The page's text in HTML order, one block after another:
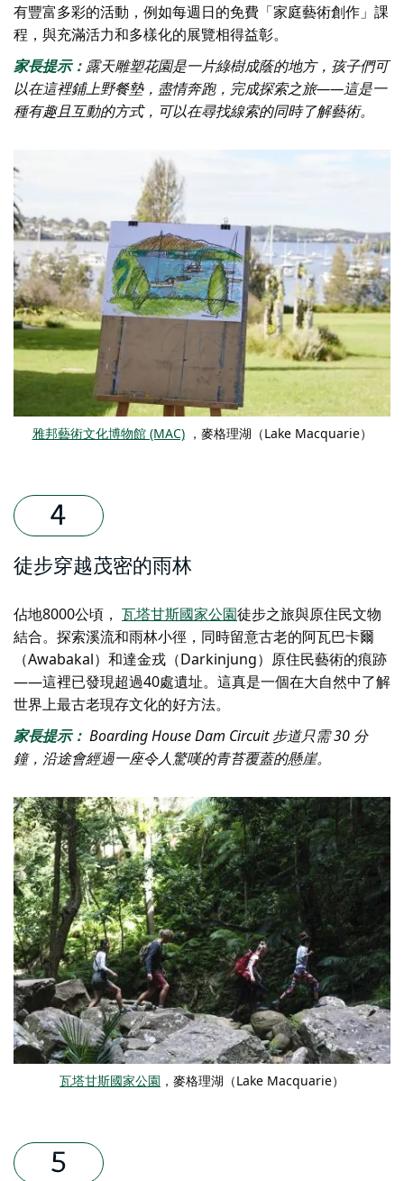
有豐富多彩的活動，例如每週日的免費「家庭藝術創作」課
程，與充滿活力和多樣化的展覽相得益彰。
家長提示： 露天雕塑花園是一片綠樹成蔭的地方，孩子們可
以在這裡鋪上野餐墊，盡情奔跑，完成探索之旅——這是一
種有趣且互動的方式，可以在尋找線索的同時了解藝術。
雅邦藝術文化博物館 (MAC) ，麥格理湖（Lake Macquarie）
徒步穿越茂密的雨林
佔地8000公頃， 瓦塔甘斯國家公園徒步之旅與原住民文物
結合。探索溪流和雨林小徑，同時留意古老的阿瓦巴卡爾
（Awabakal）和達金戎（Darkinjung）原住民藝術的痕跡
——這裡已發現超過40處遺址。這真是一個在大自然中了解
世界上最古老現存文化的好方法。
家長提示： Boarding House Dam Circuit 步道只需 30 分
鐘，沿途會經過一座令人驚嘆的青苔覆蓋的懸崖。
瓦塔甘斯國家公園 ，麥格理湖（Lake Macquarie）